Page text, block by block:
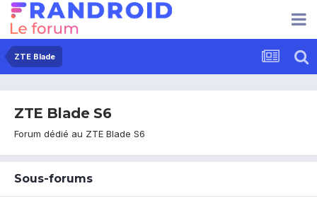
ZTE Blade
ZTE Blade S6
Forum dédié au ZTE Blade S6
Sous-forums